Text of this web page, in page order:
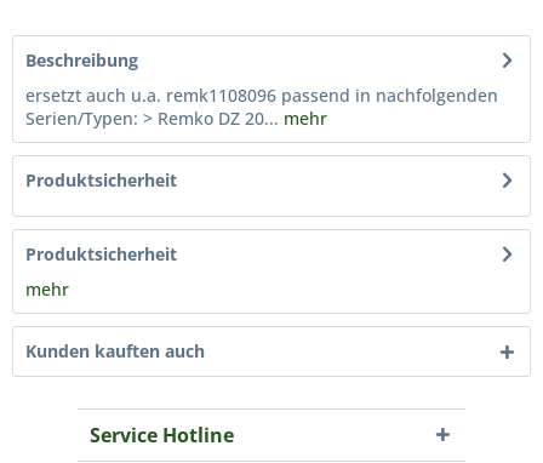
Beschreibung
ersetzt auch u.a. remk1108096 passend in nachfolgenden
Serien/Typen: > Remko DZ 20... mehr
Produktsicherheit
Produktsicherheit
mehr
Kunden kauften auch
Service Hotline